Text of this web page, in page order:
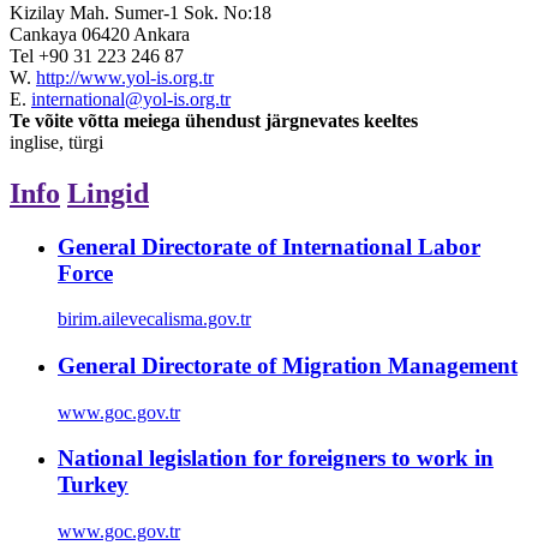
Kizilay Mah. Sumer-1 Sok. No:18
Cankaya 06420 Ankara
Tel +90 31 223 246 87
W. http://www.yol-is.org.tr
E. international@yol-is.org.tr
Te võite võtta meiega ühendust järgnevates keeltes
inglise, türgi
Info Lingid
General Directorate of International Labor
Force
birim.ailevecalisma.gov.tr
General Directorate of Migration Management
www.goc.gov.tr
National legislation for foreigners to work in
Turkey
www.goc.gov.tr